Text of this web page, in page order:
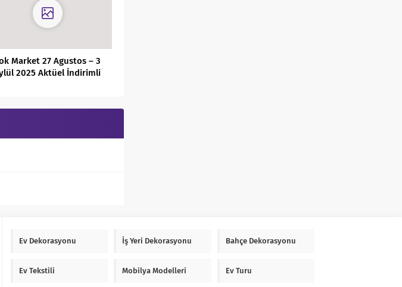
Market 27 Agustos – 3
2025 Aktüel İndirimli
Ev Dekorasyonu İş Yeri Dekorasyonu Bahçe Dekorasyonu
Ev Tekstili Mobilya Modelleri Ev Turu